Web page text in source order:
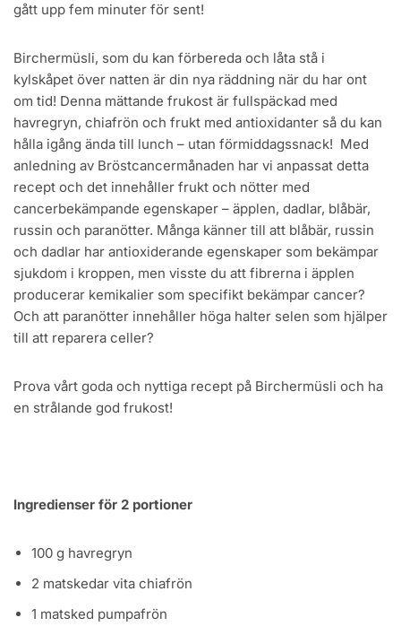
gått upp fem minuter för sent!
Birchermüsli, som du kan förbereda och låta stå i
kylskåpet över natten är din nya räddning när du har ont
om tid! Denna mättande frukost är fullspäckad med
havregryn, chiafrön och frukt med antioxidanter så du kan
hålla igång ända till lunch – utan förmiddagssnack! Med
anledning av Bröstcancermånaden har vi anpassat detta
recept och det innehåller frukt och nötter med
cancerbekämpande egenskaper – äpplen, dadlar, blåbär,
russin och paranötter. Många känner till att blåbär, russin
och dadlar har antioxiderande egenskaper som bekämpar
sjukdom i kroppen, men visste du att fibrerna i äpplen
producerar kemikalier som specifikt bekämpar cancer?
Och att paranötter innehåller höga halter selen som hjälper
till att reparera celler?
Prova vårt goda och nyttiga recept på Birchermüsli och ha
en strålande god frukost!
Ingredienser för 2 portioner
100 g havregryn
2 matskedar vita chiafrön
1 matsked pumpafrön